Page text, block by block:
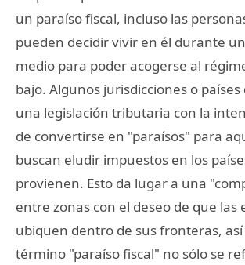
un paraíso fiscal, incluso las
pueden decidir vivir en él durante
medio para poder acogerse al
bajo. Algunos jurisdicciones o
una legislación tributaria con la
de convertirse en "paraísos" para
buscan eludir impuestos en los
provienen. Esto da lugar a una
entre zonas con el deseo de que las
ubiquen dentro de sus fronteras, así
término "paraíso fiscal" no sólo se